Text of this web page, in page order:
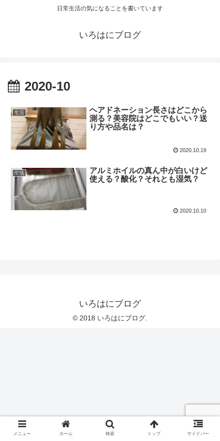
日常生活の気になることを書いています
いろはにブログ
2020-10
生活
ヘアドネーション長さはどこから
測る？美容院はどこでもいい？送
り方や品名は？
2020.10.19
生活
アルミホイルの真ん中が白いけど
使える？酸化？それとも湿気？
2020.10.10
いろはにブログ
© 2018 いろはにブログ.
メニュー ホーム 検索 トップ サイドバー